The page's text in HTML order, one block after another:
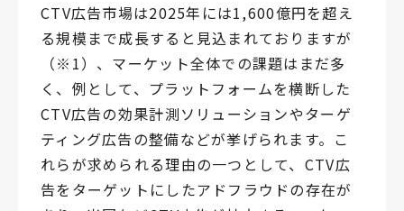
CTV広告市場は2025年には1,600億円を超え
る規模まで成長すると見込まれておりますが
（※1）、マーケット全体での課題はまだ多
く、例として、プラットフォームを横断した
CTV広告の効果計測ソリューションやターゲ
ティング広告の整備などが挙げられます。こ
れらが求められる理由の一つとして、CTV広
告をターゲットにしたアドフラウドの存在が